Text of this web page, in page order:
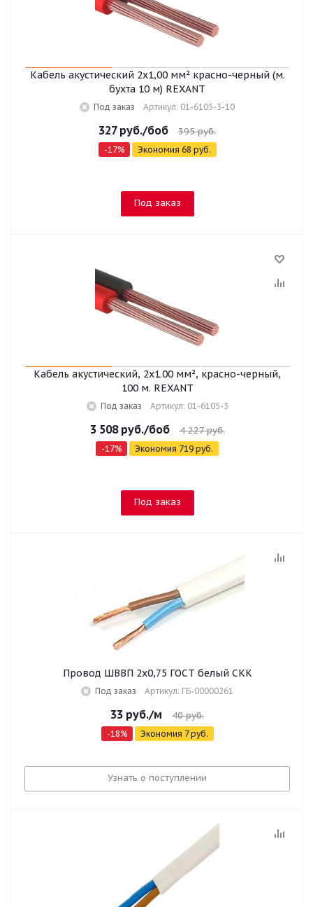
Кабель акустический 2х1,00 мм² красно-черный (м.
бухта 10 м) REXANT
Под заказ Артикул: 01-6105-3-10
327руб./боб 395руб.
-17% Экономия 68 руб.
Под заказ
Кабель акустический, 2х1.00 мм², красно-черный,
100 м. REXANT
Под заказ Артикул: 01-6105-3
3 508руб./боб 4 227руб.
-17% Экономия 719 руб.
Под заказ
Провод ШВВП 2х0,75 ГОСТ белый СКК
Под заказ Артикул: ГБ-00000261
33 руб./м 40руб.
-18% Экономия 7руб.
Узнать о поступлении